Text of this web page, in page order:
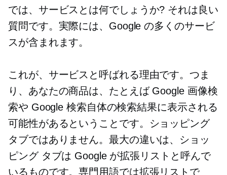
では、サービスとは何でしょうか? それは良い
質問です。実際には、Google の多くのサービ
スが含まれます。
これが、サービスと呼ばれる理由です。つま
り、あなたの商品は、たとえば Google 画像検
索や Google 検索自体の検索結果に表示される
可能性があるということです。ショッピング
タブではありません。最大の違いは、ショッ
ピング タブは Google が拡張リストと呼んで
いるものです。専門用語では拡張リストで